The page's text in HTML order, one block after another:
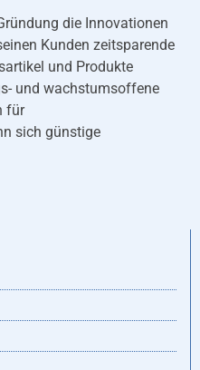
die Innovationen
Kunden zeitsparende
und Produkte
und wachstumsoffene
für
sich günstige